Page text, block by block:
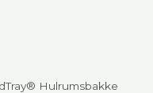
Hulrumsbakke